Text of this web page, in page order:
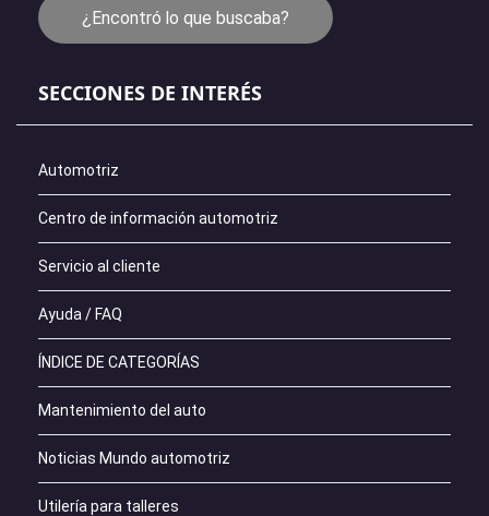
¿Encontró lo que buscaba?
SECCIONES DE INTERÉS
Automotriz
Centro de información automotriz
Servicio al cliente
Ayuda / FAQ
ÍNDICE DE CATEGORÍAS
Mantenimiento del auto
Noticias Mundo automotriz
Utilería para talleres